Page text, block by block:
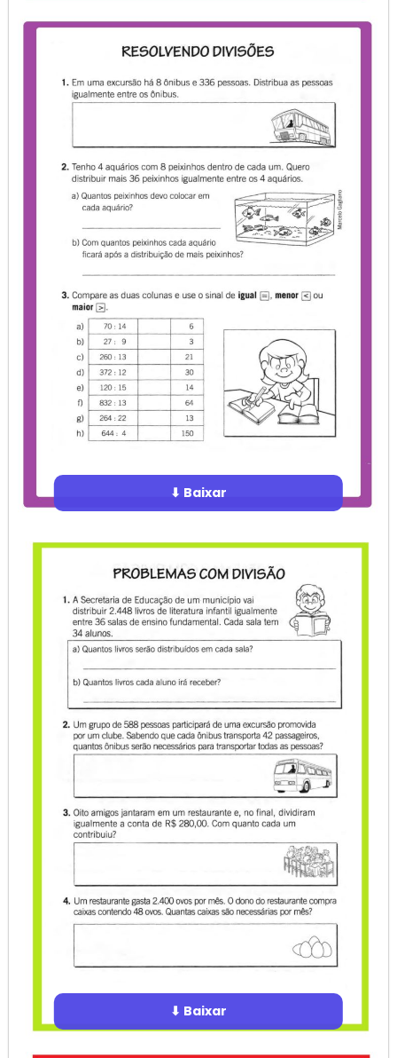
⬇ Baixar
⬇ Baixar